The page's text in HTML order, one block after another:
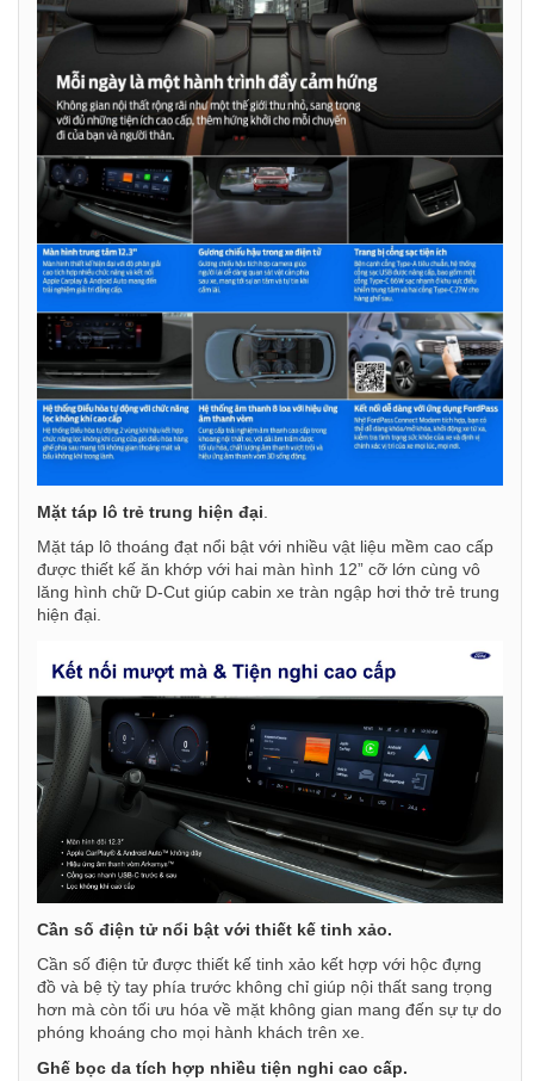
Mặt táp lô trẻ trung hiện đại
Mặt táp lô thoáng đạt nổi bật với nhiều vật liệu mềm cao cấp
được thiết kế ăn khớp với hai màn hình 12” cỡ lớn cùng vô
lăng hình chữ D-Cut giúp cabin xe tràn ngập hơi thở trẻ trung
hiện đại.
Cần số điện tử nổi bật với thiết kế tinh xảo.
Cần số điện tử được thiết kế tinh xảo kết hợp với hộc đựng
đồ và bệ tỳ tay phía trước không chỉ giúp nội thất sang trọng
hơn mà còn tối ưu hóa về mặt không gian mang đến sự tự do
phóng khoáng cho mọi hành khách trên xe.
Ghế bọc da tích hợp nhiều tiện nghi cao cấp.